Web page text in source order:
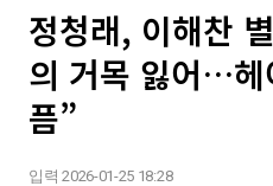
정청래, 이해찬
의 거목 잃어…헤
픔”
입력 2026-01-25 18:28